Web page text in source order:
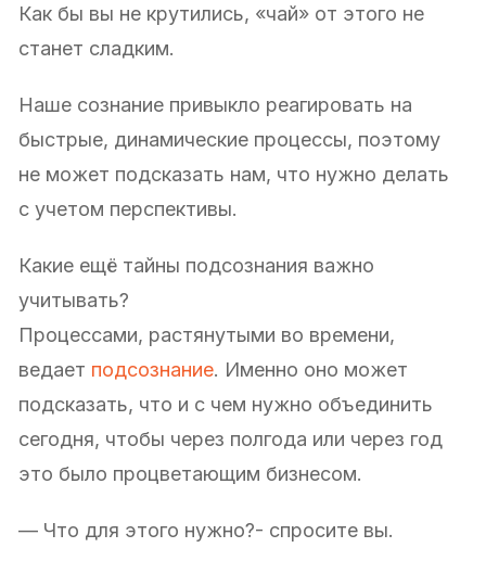
Как бы вы не крутились, «чай» от этого не
станет сладким.
Наше сознание привыкло реагировать на
быстрые, динамические процессы, поэтому
не может подсказать нам, что нужно делать
с учетом перспективы.
Какие ещё тайны подсознания важно
учитывать?
Процессами, растянутыми во времени,
ведает подсознание. Именно оно может
подсказать, что и с чем нужно объединить
сегодня, чтобы через полгода или через год
это было процветающим бизнесом.
— Что для этого нужно?- спросите вы.